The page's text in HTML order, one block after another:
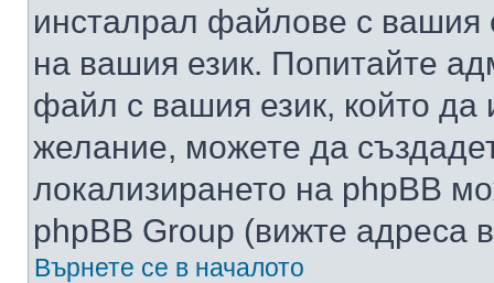
инсталрал файлове с вашия
на вашия език. Попитайте
файл с вашия език, който да
желание, можете да
локализирането на phpBB
phpBB Group (вижте адреса
Върнете се в началото